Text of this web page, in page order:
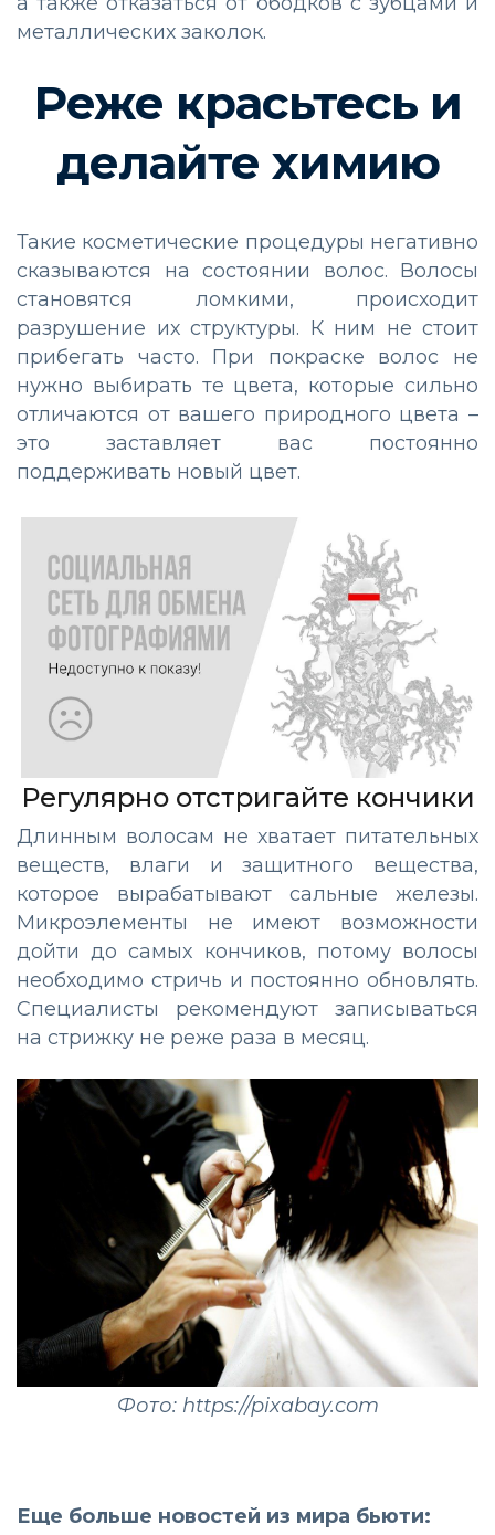
металлических заколок.
Реже красьтесь и
делайте химию
Такие косметические процедуры негативно
сказываются на состоянии волос. Волосы
становятся ломкими, происходит
разрушение их структуры. К ним не стоит
прибегать часто. При покраске волос не
нужно выбирать те цвета, которые сильно
отличаются от вашего природного цвета –
это заставляет вас постоянно
поддерживать новый цвет.
Регулярно отстригайте кончики
Длинным волосам не хватает питательных
веществ, влаги и защитного вещества,
которое вырабатывают сальные железы.
Микроэлементы не имеют возможности
дойти до самых кончиков, потому волосы
необходимо стричь и постоянно обновлять.
Специалисты рекомендуют записываться
на стрижку не реже раза в месяц.
Фото: https://pixabay.com
Еще больше новостей из мира бьюти: